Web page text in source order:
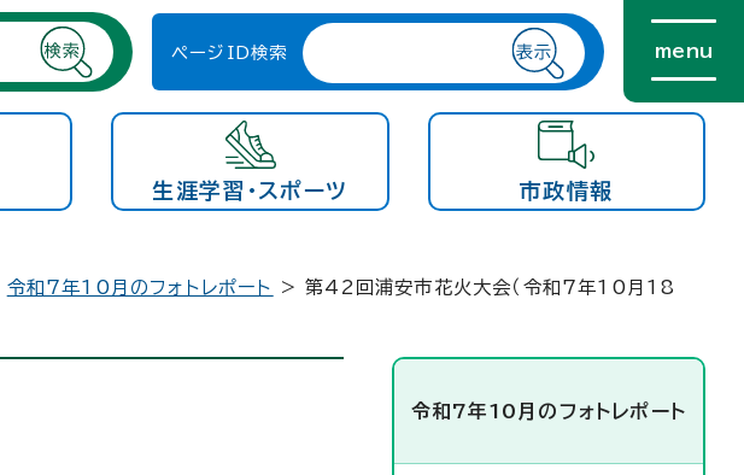
ページID検索 menu
生涯学習・スポーツ 市政情報
令和7年10月のフォトレポート
> 第42回浦安市花火大会（令和7年10月18
令和7年10月のフォトレポート